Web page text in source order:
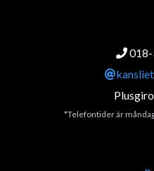
018-
*Telefontider är